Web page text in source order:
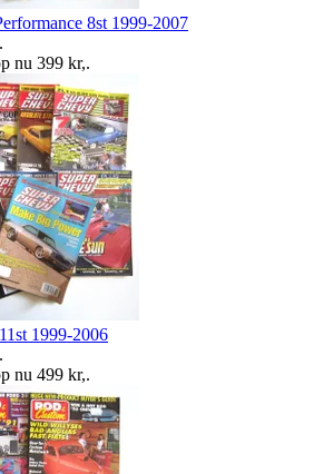
8st 1999-2007
.
nu 399 kr,.
1999-2006
.
nu 499 kr,.